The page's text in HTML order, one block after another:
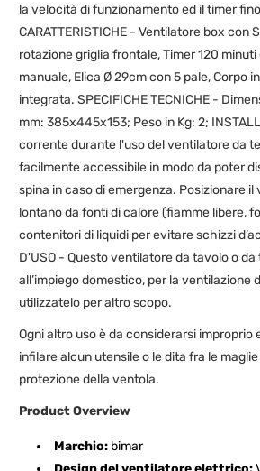
la velocità di funzionamento ed il timer
CARATTERISTICHE - Ventilatore box con
rotazione griglia frontale, Timer 120
manuale, Elica Ø 29cm con 5 pale, Corpo
integrata. SPECIFICHE TECNICHE -
mm: 385x445x153; Peso in Kg: 2;
corrente durante l'uso del ventilatore da
facilmente accessibile in modo da poter
spina in caso di emergenza. Posizionare
lontano da fonti di calore (fiamme libere,
contenitori di liquidi per evitare schizzi
D'USO - Questo ventilatore da tavolo o
all’impiego domestico, per la ventilazione
utilizzatelo per altro scopo.
Ogni altro uso è da considerarsi improprio
infilare alcun utensile o le dita fra le
protezione della ventola.
Product Overview
Marchio: bimar